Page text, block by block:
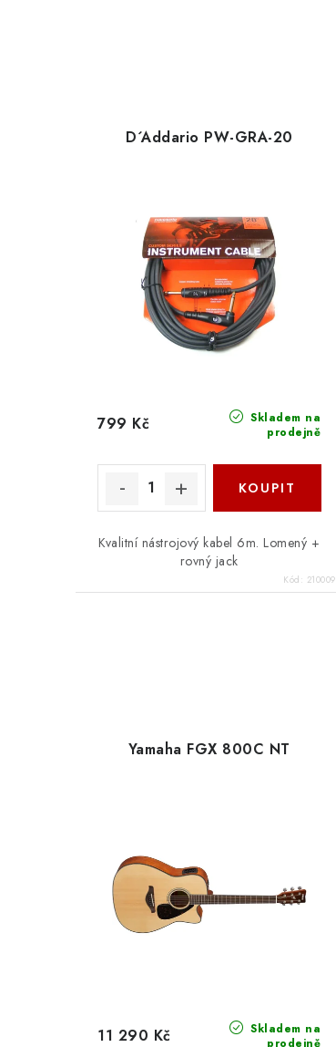
D´Addario PW-GRA-20
Skladem na
prodejně
799 Kč
Kvalitní nástrojový kabel 6m. Lomený +
rovný jack
Kód: 210009
Yamaha FGX 800C NT
Skladem na
prodejně
11 290 Kč